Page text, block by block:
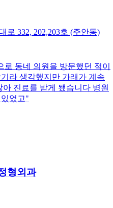
로 332, 202,203호 (주안동)
동네 의원을 방문했던 적이
라 생각했지만 가래가 계속
진료를 받게 됐습니다 병원
었고"
형외과